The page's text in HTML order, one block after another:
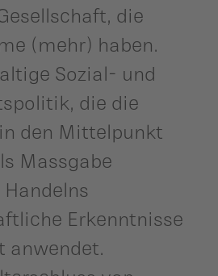
die
(mehr) haben.
Sozial- und
die die
den Mittelpunkt
Massgabe
Erkenntnisse
anwendet.